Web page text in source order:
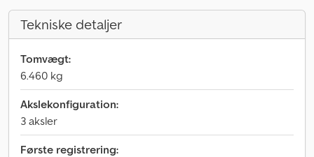
Tekniske detaljer
Tomvægt:
6.460 kg
Akslekonfiguration:
3 aksler
Første registrering: